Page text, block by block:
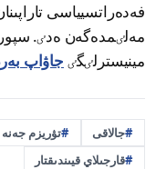
فەدەراتسيياسى
مەلٸمدەگەن ەدٸ.
مينيسترلٸگٸ جاۋاپ
جالاقى تۋريزم
قارجىلاي قيىندىقتار